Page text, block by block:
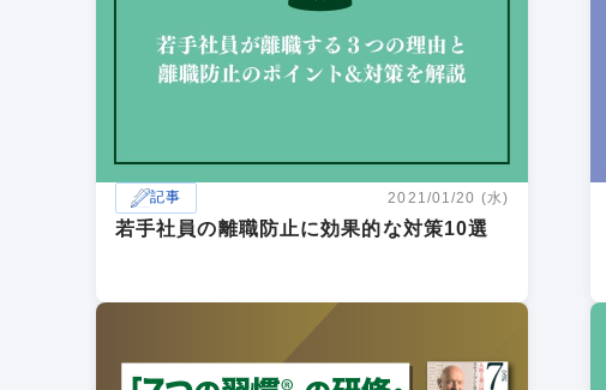
記事 2021/01/20 (水)
若手社員の離職防止に効果的な対策10選